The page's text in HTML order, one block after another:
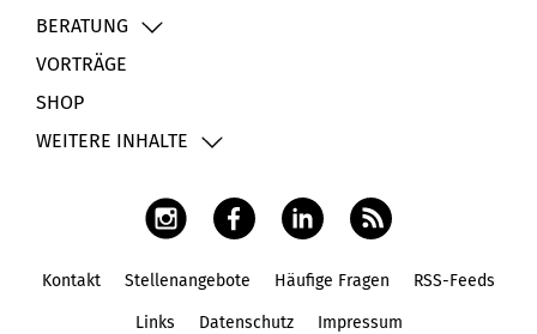
BERATUNG
VORTRÄGE
SHOP
WEITERE INHALTE
Kontakt Stellenangebote Häufige Fragen RSS-Feeds
Links Datenschutz Impressum